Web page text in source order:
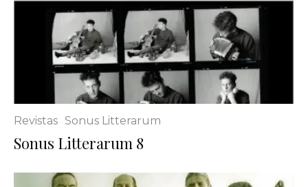
Revistas Sonus Litterarum
Sonus Litterarum 8